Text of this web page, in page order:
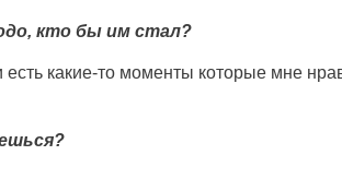
кто бы им стал?
есть какие-то моменты которые мне